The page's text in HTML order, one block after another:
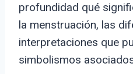
profundidad qué
la menstruación, las
interpretaciones que
simbolismos